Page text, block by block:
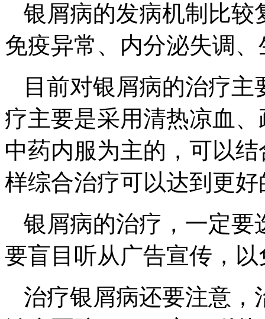
银屑病的发病机制比较
免疫异常、内分泌失调
目前对银屑病的治疗
疗主要是采用清热凉血
中药内服为主的，可以
样综合治疗可以达到更
银屑病的治疗，一定要
要盲目听从广告宣传，
治疗银屑病还要注意，